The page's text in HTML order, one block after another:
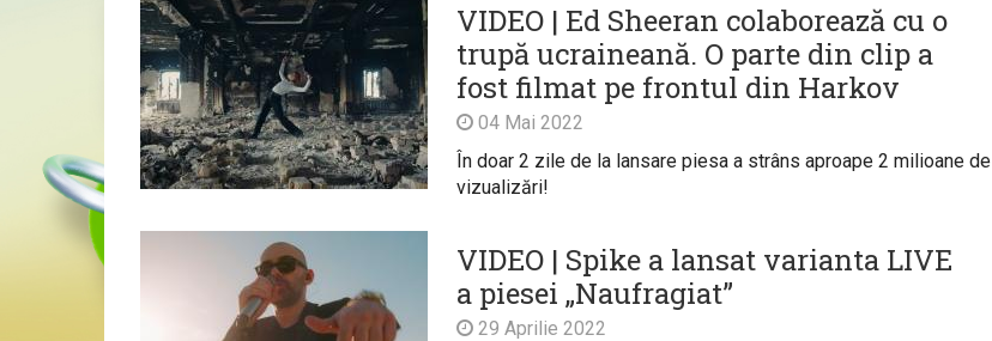
VIDEO | Ed Sheeran colaborează cu o
trupă ucraineană. O parte din clip a
fost filmat pe frontul din Harkov
04 Mai 2022
În doar 2 zile de la lansare piesa a strâns aproape 2 milioane de
vizualizări!
VIDEO | Spike a lansat varianta LIVE
a piesei „Naufragiat”
29 Aprilie 2022